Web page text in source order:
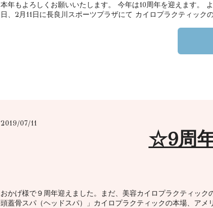
本年もよろしくお願いいたします。 今年は10周年を迎えます。
日、2月11日に長良川スポーツプラザにて カイロプラクティッ
2019/07/11
☆9周
おかげ様で９周年迎えました。まだ、美容カイロプラクティッ
頭蓋骨スパ（ヘッドスパ）」カイロプラクティックの本場、ア